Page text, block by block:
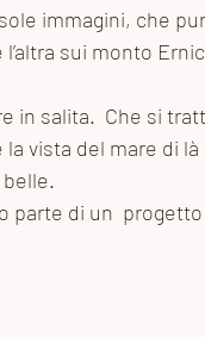
immagini, che
sui monto
in salita.  Che si
vista del mare di là
belle.
parte di un  progetto